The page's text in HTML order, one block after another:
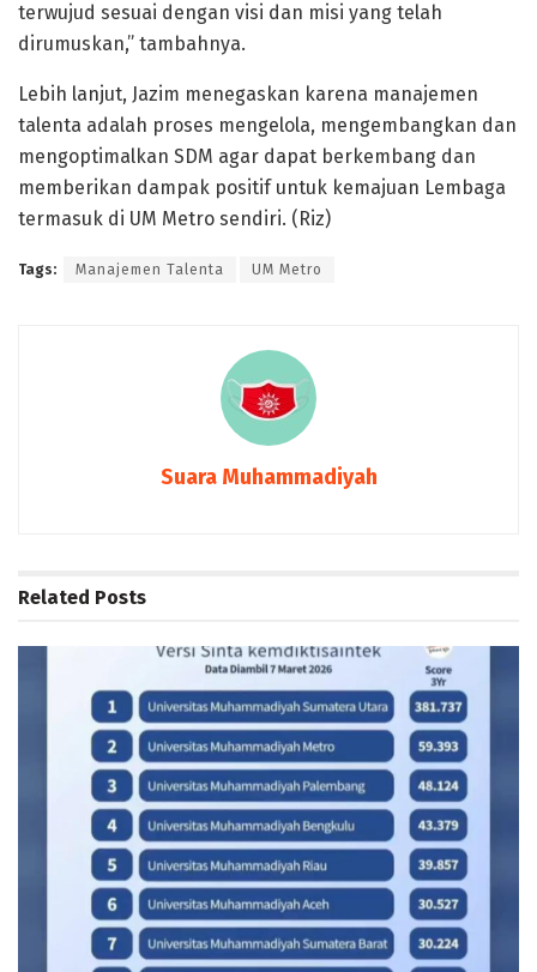
terwujud sesuai dengan visi dan misi yang telah
dirumuskan,” tambahnya.
Lebih lanjut, Jazim menegaskan karena manajemen
talenta adalah proses mengelola, mengembangkan dan
mengoptimalkan SDM agar dapat berkembang dan
memberikan dampak positif untuk kemajuan Lembaga
termasuk di UM Metro sendiri. (Riz)
Tags: Manajemen Talenta UM Metro
Suara Muhammadiyah
Related Posts